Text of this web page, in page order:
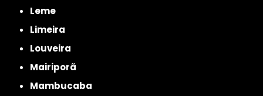
Leme
Limeira
Louveira
Mairiporã
Mambucaba